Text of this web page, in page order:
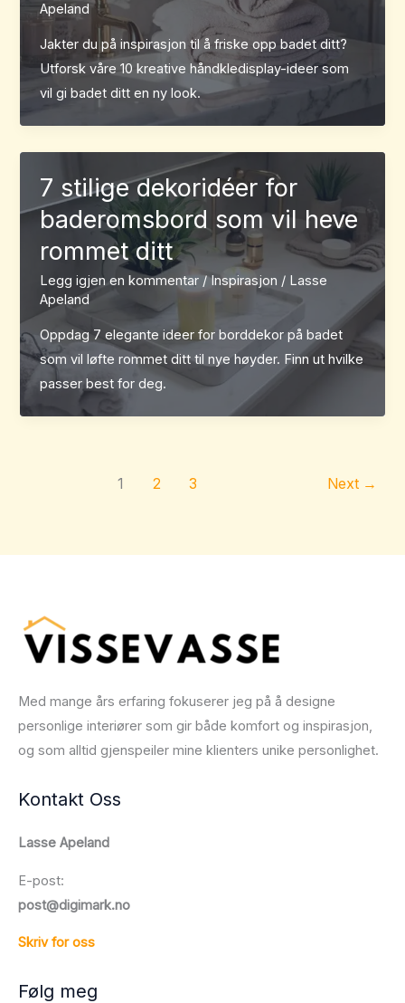
Apeland
Jakter du på inspirasjon til å friske opp badet ditt?
Utforsk våre 10 kreative håndkledisplay-ideer som
vil gi badet ditt en ny look.
7 stilige dekoridéer for
baderomsbord som vil heve
rommet ditt
Legg igjen en kommentar /Inspirasjon / Lasse
Apeland
Oppdag 7 elegante ideer for borddekor på badet
som vil løfte rommet ditt til nye høyder. Finn ut hvilke
passer best for deg.
1 2 3 Next →
Med mange års erfaring fokuserer jeg på å designe
personlige interiører som gir både komfort og inspirasjon,
og som alltid gjenspeiler mine klienters unike personlighet.
Kontakt Oss
Lasse Apeland
E-post:
post@digimark.no
Skriv for oss
Følg meg